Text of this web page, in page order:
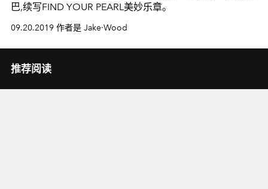
巴,续写FIND YOUR PEARL美妙乐章。
09.20.2019 作者是 Jake·Wood
推荐阅读